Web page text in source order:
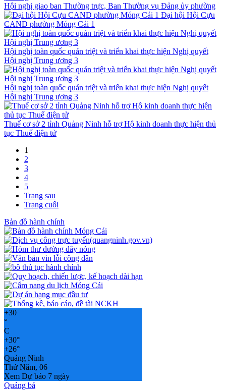
Hội nghị giao ban Thường trực, Ban Thường vụ Đảng ủy phường
Đại hội Hội Cựu
CAND phường Móng Cái 1
Hội nghị toàn quốc quán triệt và triển khai thực hiện Nghị quyết
Hội nghị Trung ương 3
Hội nghị toàn quốc quán triệt và triển khai thực hiện Nghị quyết
Hội nghị Trung ương 3
Thuế cơ sở 2 tỉnh Quảng Ninh hỗ trợ Hộ kinh doanh thực hiện thủ
tục Thuế điện tử
1
2
3
4
5
Trang sau
Trang cuối
Bản đồ hành chính
+30
°
C
+30°
+26°
Quảng Ninh
Thứ Năm, 06
Xem Dự báo 7 ngày
Quảng bá